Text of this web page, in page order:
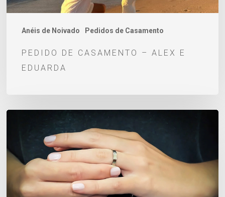
Anéis de Noivado Pedidos de Casamento
PEDIDO DE CASAMENTO – ALEX E
EDUARDA
o
tamanho
anel: